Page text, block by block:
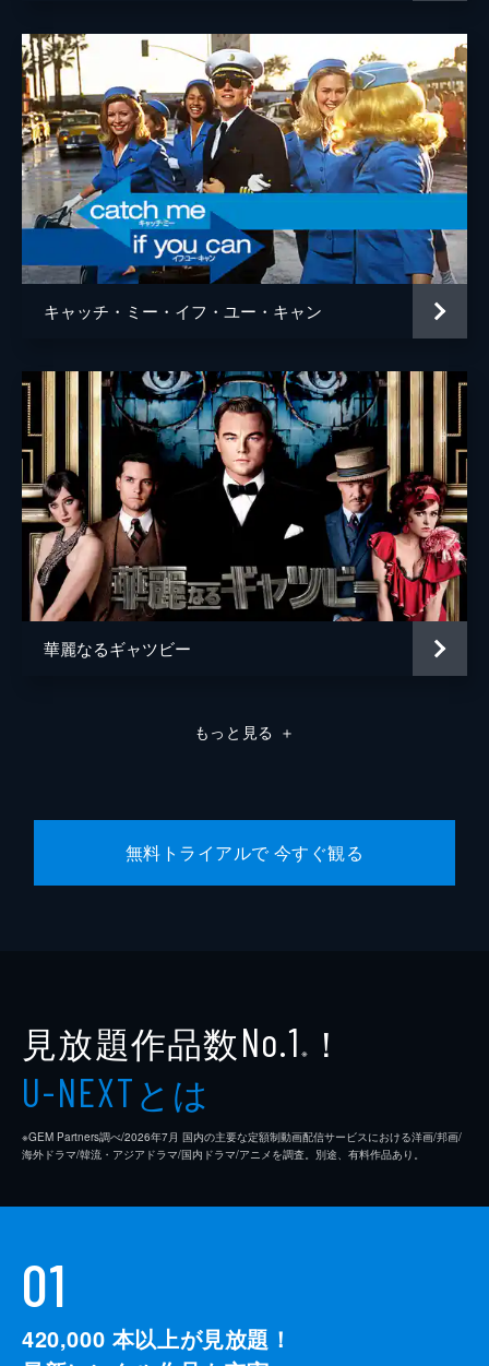
ロビー ブライアン・サッカ
オールデン ヘンリー・ジェブロフスキー
トビー イーサン・サプリー
スティーブ・マッデン ジェイク・ホフマン
キミー ステファニー・カーツバ
アヤ・キャッシュ
Ｊ・Ｃ・マッケンジー
アシュリー・アトキンソン
ジョニー・メイ
ボー・ディートル
ジョーダン・ベルフォート
スパイク・ジョーンズ
監督 マーティン・スコセッシ
脚本 テレンス・ウィンター
原作 ジョーダン・ベルフォート
ジョーイ・マクファーランド
エマ・コスコフ
キャッチ・ミー・イフ・ユー・キャン
華麗なるギャツビー
もっと見る ＋
無料トライアルで 今すぐ観る
見放題作品数No.1 ※ ！
U-NEXTとは
※GEM Partners調べ/2026年7⽉ 国内の主要な定額制動画配信サービスにおける洋画/邦画/
海外ドラマ/韓流・アジアドラマ/国内ドラマ/アニメを調査。別途、有料作品あり。
01
420,000 本以上が見放題！